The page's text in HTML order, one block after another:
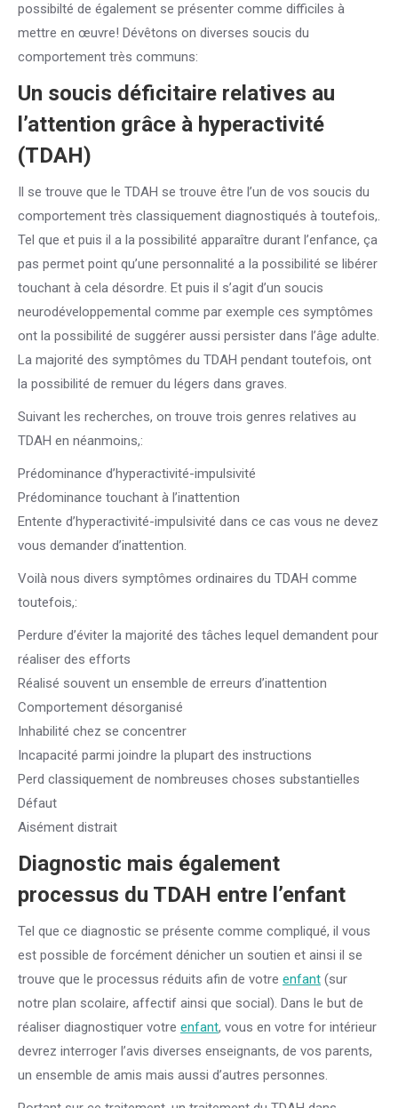
possibilté de également se présenter comme difficiles à
mettre en œuvre! Dévêtons on diverses soucis du
comportement très communs:
Un soucis déficitaire relatives au
l’attention grâce à hyperactivité
(TDAH)
Il se trouve que le TDAH se trouve être l’un de vos soucis du
comportement très classiquement diagnostiqués à toutefois,.
Tel que et puis il a la possibilité apparaître durant l’enfance, ça
pas permet point qu’une personnalité a la possibilité se libérer
touchant à cela désordre. Et puis il s’agit d’un soucis
neurodéveloppemental comme par exemple ces symptômes
ont la possibilité de suggérer aussi persister dans l’âge adulte.
La majorité des symptômes du TDAH pendant toutefois, ont
la possibilité de remuer du légers dans graves.
Suivant les recherches, on trouve trois genres relatives au
TDAH en néanmoins,:
Prédominance d’hyperactivité-impulsivité
Prédominance touchant à l’inattention
Entente d’hyperactivité-impulsivité dans ce cas vous ne devez
vous demander d’inattention.
Voilà nous divers symptômes ordinaires du TDAH comme
toutefois,:
Perdure d’éviter la majorité des tâches lequel demandent pour
réaliser des efforts
Réalisé souvent un ensemble de erreurs d’inattention
Comportement désorganisé
Inhabilité chez se concentrer
Incapacité parmi joindre la plupart des instructions
Perd classiquement de nombreuses choses substantielles
Défaut
Aisément distrait
Diagnostic mais également
processus du TDAH entre l’enfant
Tel que ce diagnostic se présente comme compliqué, il vous
est possible de forcément dénicher un soutien et ainsi il se
trouve que le processus réduits afin de votre enfant (sur
notre plan scolaire, affectif ainsi que social). Dans le but de
réaliser diagnostiquer votre enfant, vous en votre for intérieur
devrez interroger l’avis diverses enseignants, de vos parents,
un ensemble de amis mais aussi d’autres personnes.